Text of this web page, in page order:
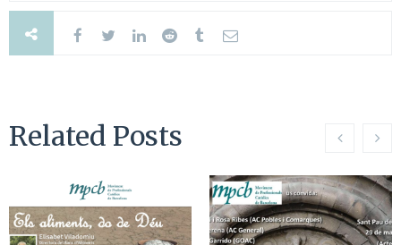
Related Posts